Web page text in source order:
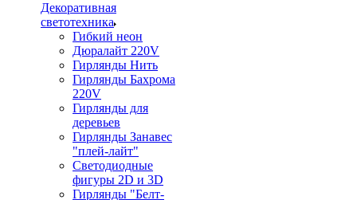
Декоративная
светотехника
Гибкий неон
Дюралайт 220V
Гирлянды Нить
Гирлянды Бахрома
220V
Гирлянды для
деревьев
Гирлянды Занавес
"плей-лайт"
Светодиодные
фигуры 2D и 3D
Гирлянды "Белт-